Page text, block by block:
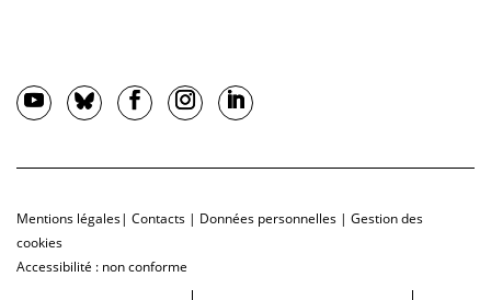
Mentions légales| Contacts | Données personnelles | Gestion des
cookies
Accessibilité : non conforme